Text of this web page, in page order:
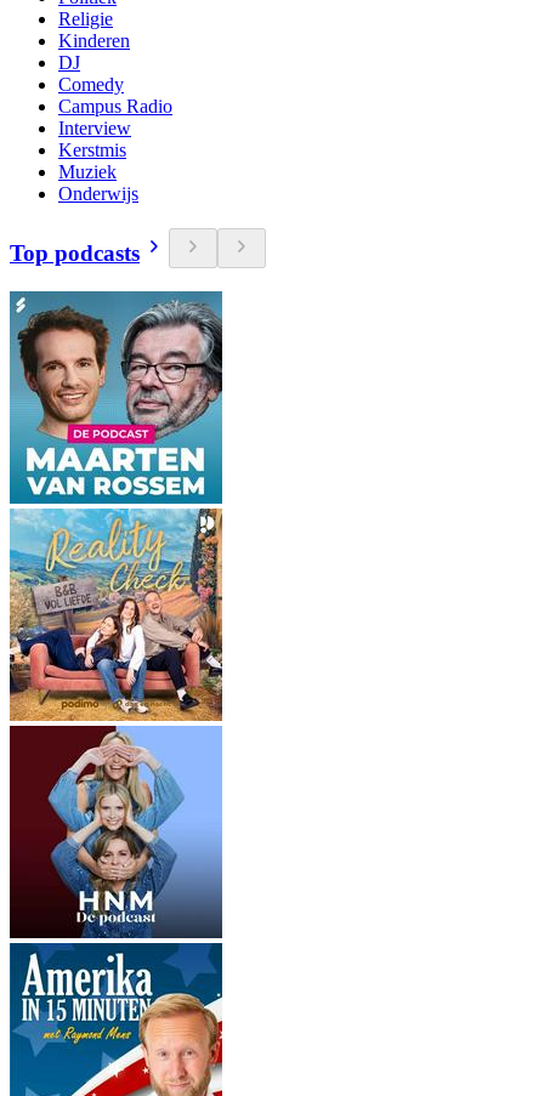
Religie
Kinderen
DJ
Comedy
Campus Radio
Interview
Kerstmis
Muziek
Onderwijs
Top podcasts